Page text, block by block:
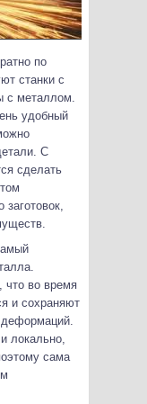
по
станки с
с металлом.
удобный
С
сделать
заготовок,
что во время
и сохраняют
локально,
сама